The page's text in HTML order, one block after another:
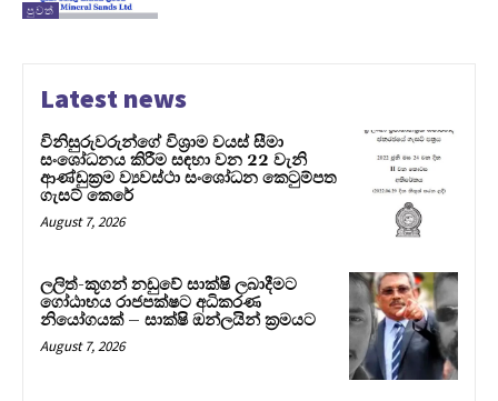
පුවත්
Latest news
විනිසුරුවරුන්ගේ විශ්‍රාම වයස් සීමා
සංශෝධනය කිරීම සඳහා වන 22 වැනි
ආණ්ඩුක්‍රම ව්‍යවස්ථා සංශෝධන කෙටුම්පත
ගැසට් කෙරේ
August 7, 2026
ලලිත්-කූගන් නඩුවේ සාක්ෂි ලබාදීමට
ගෝඨාභය රාජපක්ෂට අධිකරණ
නියෝගයක් – සාක්ෂි ඔන්ලයින් ක්‍රමයට
August 7, 2026